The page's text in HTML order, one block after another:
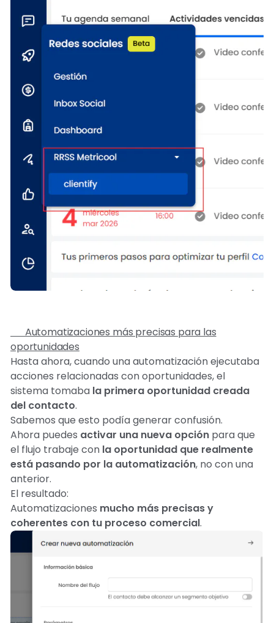
🎯 Automatizaciones más precisas para las
oportunidades
Hasta ahora, cuando una automatización ejecutaba
acciones relacionadas con oportunidades, el
sistema tomaba la primera oportunidad creada
del contacto.
Sabemos que esto podía generar confusión.
Ahora puedes activar una nueva opción para que
el flujo trabaje con la oportunidad que realmente
está pasando por la automatización, no con una
anterior.
El resultado:
Automatizaciones mucho más precisas y
coherentes con tu proceso comercial.